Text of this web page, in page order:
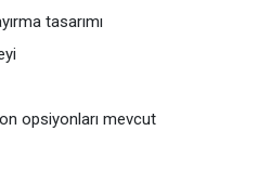
tasarımı
opsiyonları mevcut